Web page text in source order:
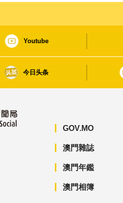
Youtube
今日头条
GOV.MO
澳門雜誌
澳門年鑑
澳門相簿